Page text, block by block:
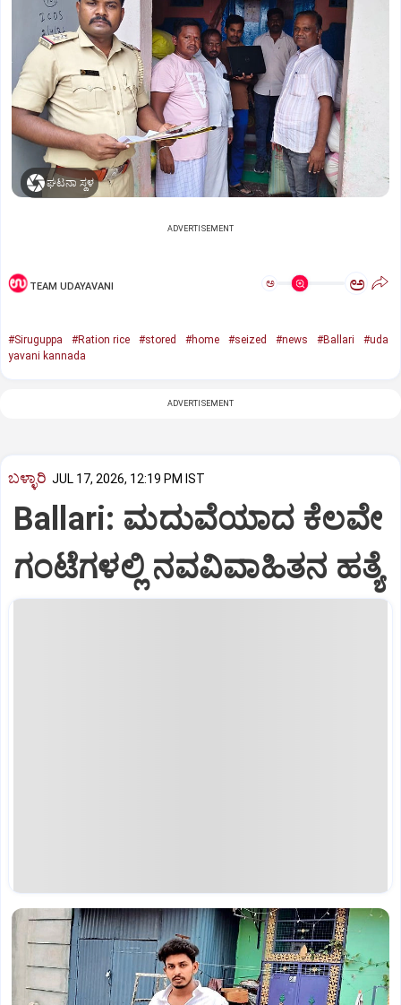
ಘಟನಾ ಸ್ಥಳ
ADVERTISEMENT
TEAM UDAYAVANI ಅ ಅ
#Siruguppa #Ration rice #stored #home #seized #news #Ballari
#uda
yavani kannada
ADVERTISEMENT
ಬಳ್ಳಾರಿ JUL 17, 2026, 12:19 PM IST
Ballari: ಮದುವೆಯಾದ ಕೆಲವೇ
ಗಂಟೆಗಳಲ್ಲಿ ನವವಿವಾಹಿತನ ಹತ್ಯೆ